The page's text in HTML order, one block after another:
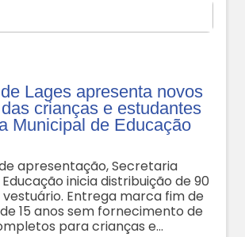
Lages apresenta novos
crianças e estudantes
Municipal de Educação
apresentação, Secretaria
inicia distribuição de 90
Entrega marca fim de
15 anos sem fornecimento de
para crianças e